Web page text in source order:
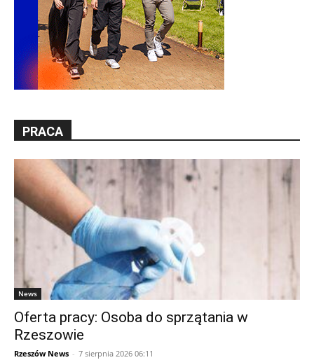
PRACA
News
Oferta pracy: Osoba do sprzątania w
Rzeszowie
Rzeszów News - 7 sierpnia 2026 06:11